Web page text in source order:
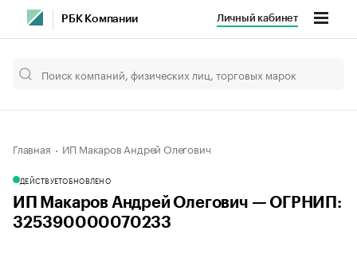
РБК Компании Личный кабинет
Главная ИП Макаров Андрей Олегович
ДЕЙСТВУЕТОБНОВЛЕНО
ИП Макаров Андрей Олегович — ОГРНИП:
325390000070233